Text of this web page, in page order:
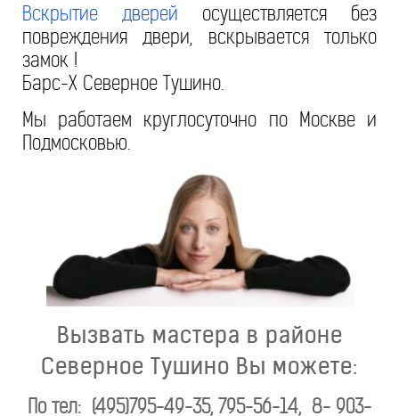
Вскрытие дверей осуществляется без
повреждения двери, вскрывается только
замок !
Барс-Х Северное Тушино.
Мы работаем круглосуточно по Москве и
Подмосковью.
Вызвать мастера в районе
Северное Тушино Вы можете:
По тел: (495)795-49-35, 795-56-14, 8- 903-